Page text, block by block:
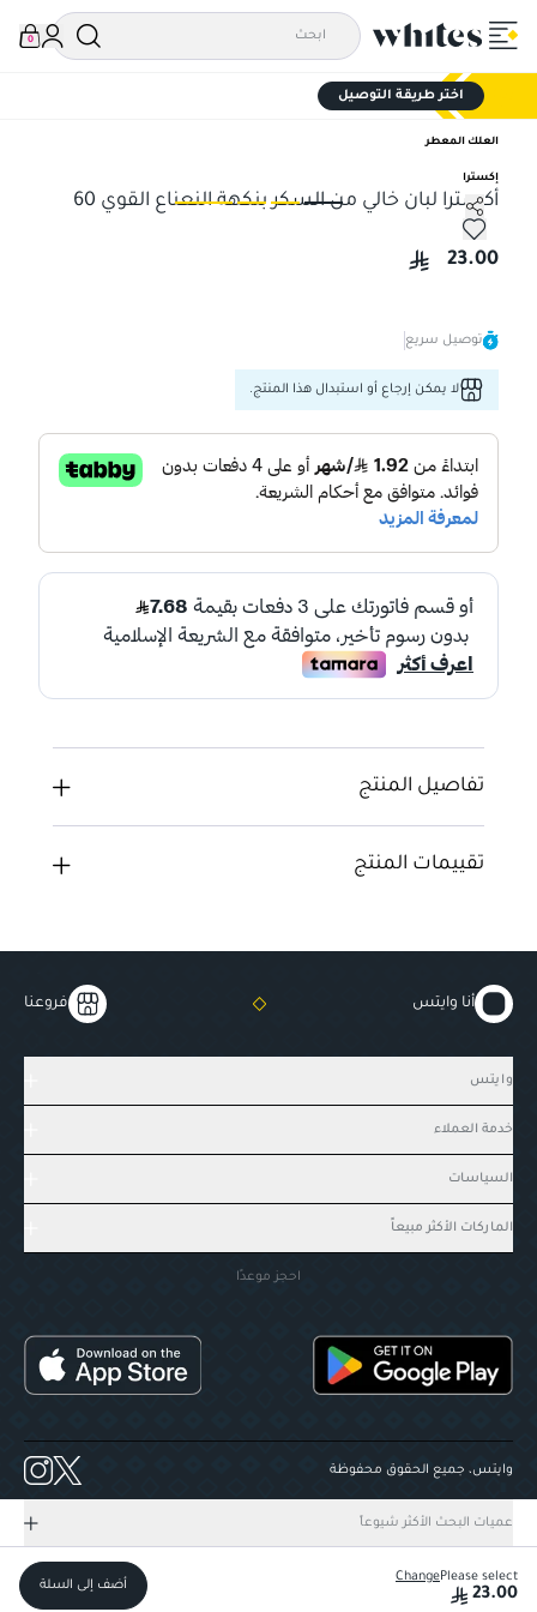
0
اختر طريقة التوصيل
العلك المعطر
إكسترا
أكسترا لبان خالي من السكر بنكهة النعناع القوي 60
أكسترا لبان خالي من السكر بنكهة النعناع القوي 60
23.00
Please select
Change
23.00 أضف إلى السلة
توصيل سريع
لا يمكن إرجاع أو استبدال هذا المنتج.
تفاصيل المنتج
تقييمات المنتج
أنا وايتس فروعنا
وايتس
خدمة العملاء
السياسات
الماركات الأكثر مبيعاً
احجز موعدًا
وايتس، جميع الحقوق محفوظة
عميات البحث الأكثر شيوعاً